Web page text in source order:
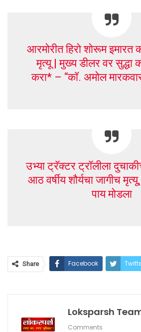
आरमोरीत हिरो शोरूम इमारत
मृत्यू | मुख्य डीलर वर सुद्धा
करा* – “कॉ. अमोल
उभ्या ट्रॅक्टर ट्रॉलीला
आठ वर्षीय शौर्यचा जागीच
पाय मोडला
Share Facebook
Loksparsh
Comments